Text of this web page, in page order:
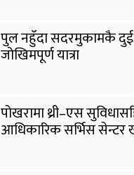
पुल नहुँदा सदरमुकामकै दुई
जोखिमपूर्ण यात्रा
पोखरामा थ्री–एस
आधिकारिक सर्भिस सेन्टर